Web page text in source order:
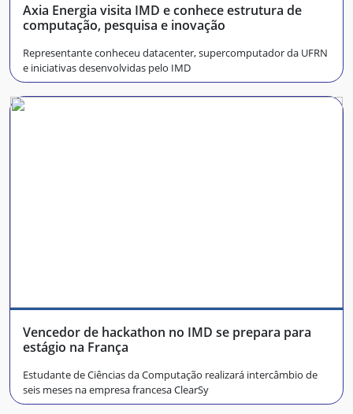
Axia Energia visita IMD e conhece estrutura de
computação, pesquisa e inovação
Representante conheceu datacenter, supercomputador da UFRN
e iniciativas desenvolvidas pelo IMD
Vencedor de hackathon no IMD se prepara para
estágio na França
Estudante de Ciências da Computação realizará intercâmbio de
seis meses na empresa francesa ClearSy